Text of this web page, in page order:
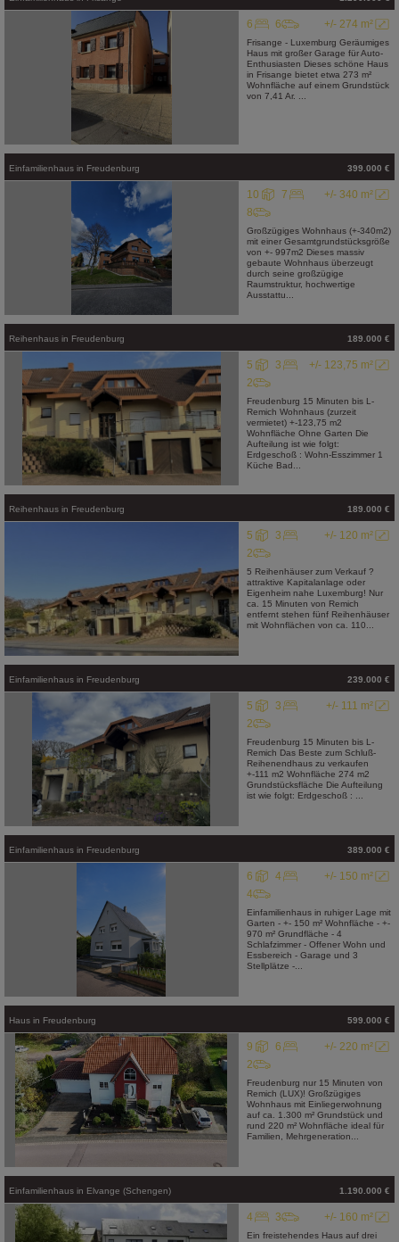
+/- 274 m²
6 6
Frisange - Luxemburg Geräumiges
Haus mit großer Garage für Auto-
Enthusiasten Dieses schöne Haus
in Frisange bietet etwa 273 m²
Wohnfläche auf einem Grundstück
von 7,41 Ar. ...
Einfamilienhaus in Freudenburg 399.000 €
+/- 340 m²
10
7
8
Großzügiges Wohnhaus (+-340m2)
mit einer Gesamtgrundstücksgröße
von +- 997m2 Dieses massiv
gebaute Wohnhaus überzeugt
durch seine großzügige
Raumstruktur, hochwertige
Ausstattu...
Reihenhaus in Freudenburg 189.000 €
+/- 123,75 m²
5
3
2
Freudenburg 15 Minuten bis L-
Remich Wohnhaus (zurzeit
vermietet) +-123,75 m2
Wohnfläche Ohne Garten Die
Aufteilung ist wie folgt:
Erdgeschoß : Wohn-Esszimmer 1
Küche Bad...
Reihenhaus in Freudenburg 189.000 €
+/- 120 m²
5
3
2
5 Reihenhäuser zum Verkauf ?
attraktive Kapitalanlage oder
Eigenheim nahe Luxemburg! Nur
ca. 15 Minuten von Remich
entfernt stehen fünf Reihenhäuser
mit Wohnflächen von ca. 110...
Einfamilienhaus in Freudenburg 239.000 €
+/- 111 m²
5
3
2
Freudenburg 15 Minuten bis L-
Remich Das Beste zum Schluß-
Reihenendhaus zu verkaufen
+-111 m2 Wohnfläche 274 m2
Grundstücksfläche Die Aufteilung
ist wie folgt: Erdgeschoß : ...
Einfamilienhaus in Freudenburg 389.000 €
+/- 150 m²
6
4
4
Einfamilienhaus in ruhiger Lage mit
Garten - +- 150 m² Wohnfläche - +-
970 m² Grundfläche - 4
Schlafzimmer - Offener Wohn und
Essbereich - Garage und 3
Stellplätze -...
Haus in Freudenburg 599.000 €
+/- 220 m²
9
6
2
Freudenburg nur 15 Minuten von
Remich (LUX)! Großzügiges
Wohnhaus mit Einliegerwohnung
auf ca. 1.300 m² Grundstück und
rund 220 m² Wohnfläche ideal für
Familien, Mehrgeneration...
Einfamilienhaus in Elvange (Schengen) 1.190.000 €
+/- 160 m²
4 3
Ein freistehendes Haus auf drei